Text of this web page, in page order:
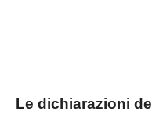
Le dichiarazioni